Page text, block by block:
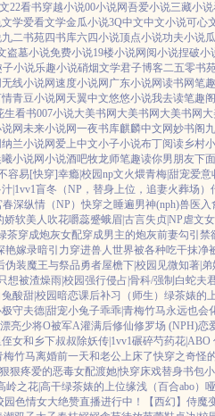
22看书穿越小说00小说网吾爱小说三藏小说
学爱看文学金瓜小说3Q中文中文小说可心
九二书苑四书库六四小说顶点小说功夫小说
盗墓小说免费小说19楼小说网阅小说捏破小
子小说乐趣小说硝烟文学君子博客二五零书
无线小说网速度小说网 广东小说网读书网笔
青豆小说网 天翼中文悠悠小说我去读笔趣
生看书007小说大美书网 大美书网 大美书网
网未来小说网一夜书库麒麟中文网妙书阁
纳兰小说网爱上中文小子小说布丁阅读乡村
曦小说网小说酒吧牧龙师笔趣读你男朋友下
容易[快穿]幸瘾|校园np文火煨青梅|甜宠爱意
|1vv1盲冬（NP，替身上位，追妻火葬场）
春深纵情（NP）快穿之睡遍男神(nph)兽医 入
娇软美人 吹花嚼蕊蹙蛾眉|古言失贞|NP虐文
茶穿成炮灰女配穿成男主的炮灰前妻勾引禁
艳嫁录暗引力穿进兽人世界被各种吃干抹净
伪装魔王与祭品勇者屋檐下|校园 见微知著|弟
想被渣燥雨|校园强行侵占|骨科/强制 白蛇夫
兔酸甜|校园暗恋课后补习（师生） 绿茶婊的
极守夫德|甜宠小兔子乖乖|青梅竹马永远也会
漂亮少将O被军A灌满后修仙修罗场 (NPH)恋
女和乡下叔叔除妖传|1vv1碾碎芍药花|ABO
梅竹马离婚前一天和老公上床了快穿之奇怪
狠狠疼爱的恶毒女配渡她|快穿床戏替身书包
岭之花|高干绿茶婊的上位缘浅（百合abo）
园色情女大绝赞直播进行中！ 【西幻】侍魔